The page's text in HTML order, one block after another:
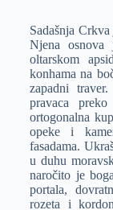
Sadašnja
Njena osnova
oltarskom
konhama na
zapadni
pravaca
ortogonalna
opeke i
fasadama.
u duhu
naročito je
portala,
rozeta i